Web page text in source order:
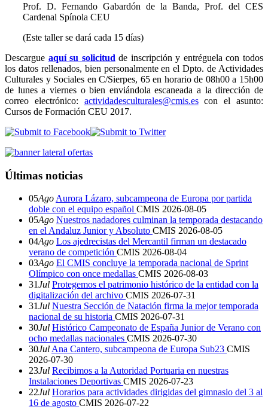
Prof. D. Fernando Gabardón de la Banda, Prof. del CES
Cardenal Spínola CEU
(Este taller se dará cada 15 días)
Descargue aquí su solicitud de inscripción y entréguela con todos
los datos rellenados, bien personalmente en el Dpto. de Actividades
Culturales y Sociales en C/Sierpes, 65 en horario de 08h00 a 15h00
de lunes a viernes o bien enviándola escaneada a la dirección de
correo electrónico: actividadesculturales@cmis.escon el asunto:
Cursos de Formación CEU 2017.
Últimas noticias
05Ago Aurora Lázaro, subcampeona de Europa por partida
doble con el equipo español CMIS 2026-08-05
05Ago Nuestros nadadores culminan la temporada destacando
en el Andaluz Junior y Absoluto CMIS 2026-08-05
04Ago Los ajedrecistas del Mercantil firman un destacado
verano de competición CMIS 2026-08-04
03Ago El CMIS concluye la temporada nacional de Sprint
Olímpico con once medallas CMIS 2026-08-03
31Jul Protegemos el patrimonio histórico de la entidad con la
digitalización del archivo CMIS 2026-07-31
31Jul Nuestra Sección de Natación firma la mejor temporada
nacional de su historia CMIS 2026-07-31
30Jul Histórico Campeonato de España Junior de Verano con
ocho medallas nacionales CMIS 2026-07-30
30Jul Ana Cantero, subcampeona de Europa Sub23 CMIS
2026-07-30
23Jul Recibimos a la Autoridad Portuaria en nuestras
Instalaciones Deportivas CMIS 2026-07-23
22Jul Horarios para actividades dirigidas del gimnasio del 3 al
16 de agosto CMIS 2026-07-22